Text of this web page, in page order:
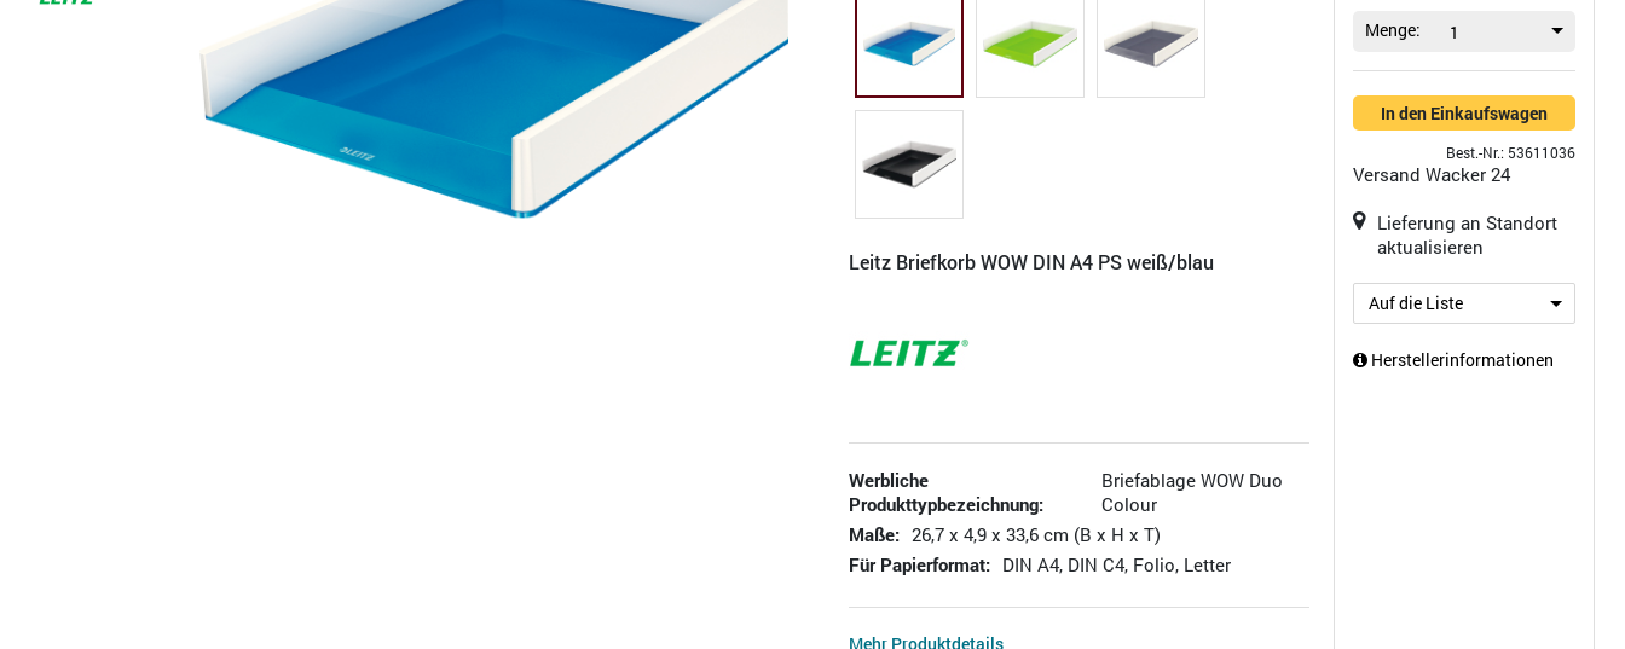
Leitz Briefkorb WOW DIN A4 PS weiß/blau
Werbliche
Produkttypbezeichnung:
Briefablage WOW Duo
Colour
Maße: 26,7 x 4,9 x 33,6 cm (B x H x T)
Für Papierformat: DIN A4, DIN C4, Folio, Letter
Mehr Produktdetails
Menge: 1
In den Einkaufswagen
Best.-Nr.: 53611036
Versand Wacker 24
Lieferung an Standort
aktualisieren
Auf die Liste
Herstellerinformationen